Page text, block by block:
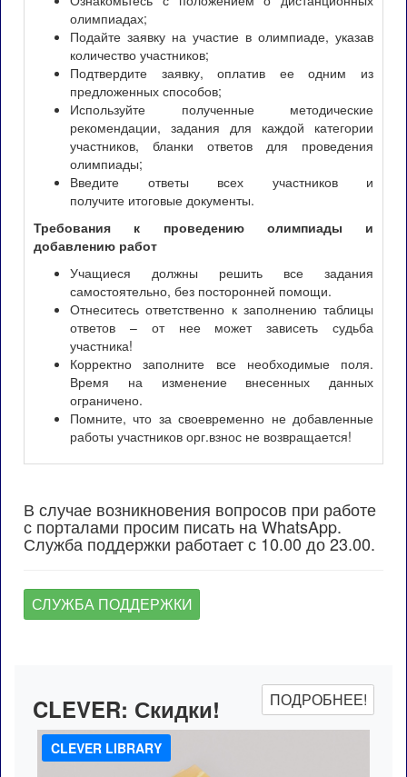
олимпиадах;
Подайте заявку на участие в олимпиаде, указав
количество участников;
Подтвердите заявку, оплатив ее одним из
предложенных способов;
Используйте полученные методические
рекомендации, задания для каждой категории
участников, бланки ответов для проведения
олимпиады;
Введите ответы всех участников и
получите итоговые документы.
Требования к проведению олимпиады и
добавлению работ
Учащиеся должны решить все задания
самостоятельно, без посторонней помощи.
Отнеситесь ответственно к заполнению таблицы
ответов – от нее может зависеть судьба
участника!
Корректно заполните все необходимые поля.
Время на изменение внесенных данных
ограничено.
Помните, что за своевременно не добавленные
работы участников орг.взнос не возвращается!
В случае возникновения вопросов при работе
с порталами просим писать на WhatsApp.
Служба поддержки работает с 10.00 до 23.00.
СЛУЖБА ПОДДЕРЖКИ
CLEVER: Скидки! ПОДРОБНЕЕ!
CLEVER LIBRARY